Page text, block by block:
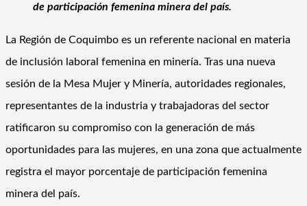
de participación femenina minera del país.
La Región de Coquimbo es un referente nacional en materia
de inclusión laboral femenina en minería. Tras una nueva
sesión de la Mesa Mujer y Minería, autoridades regionales,
representantes de la industria y trabajadoras del sector
ratificaron su compromiso con la generación de más
oportunidades para las mujeres, en una zona que actualmente
registra el mayor porcentaje de participación femenina
minera del país.